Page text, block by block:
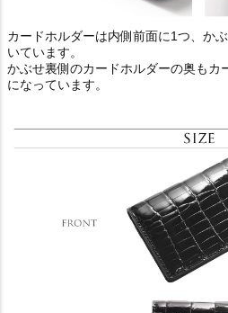
カードホルダーは内側前面に1つ、か
いています。
かぶせ裏側のカードホルダーの奥もカ
になっています。